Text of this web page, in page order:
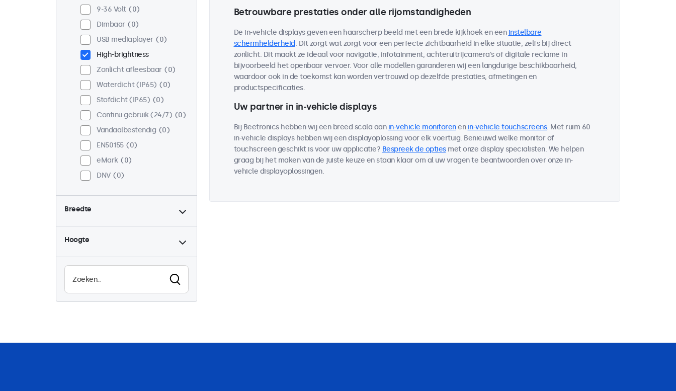
Inbouw
0
Rackmontage (19 inch)
VESA 75 x 75
VESA 100 x 100
9-36 Volt
0
Dimbaar
0
USB mediaplayer
0
High-brightness
Zonlicht afleesbaar
0
Waterdicht (IP65)
0
Stofdicht (IP65)
0
Continu gebruik (24/7)
0
Vandaalbestendig
0
EN50155
0
eMark
0
DNV
0
Breedte
Hoogte
Betrouwbare prestaties onder alle rijomstandigheden
De in-vehicle displays geven een haarscherp beeld met een brede kijkhoek en een instelbare
schermhelderheid. Dit zorgt wat zorgt voor een perfecte zichtbaarheid in elke situatie, zelfs bij direct
zonlicht. Dit maakt ze ideaal voor navigatie, infotainment, achteruitrijcamera's of digitale reclame in
bijvoorbeeld het openbaar vervoer. Voor alle modellen garanderen wij een langdurige beschikbaarheid,
waardoor ook in de toekomst kan worden vertrouwd op dezelfde prestaties, afmetingen en
productspecificaties.
Uw partner in in-vehicle displays
Bij Beetronics hebben wij een breed scala aan in-vehicle monitorenen in-vehicle touchscreens. Met ruim 60
in-vehicle displays hebben wij een displayoplossing voor elk voertuig. Benieuwd welke monitor of
touchscreen geschikt is voor uw applicatie? Bespreek de optiesmet onze display specialisten. We helpen
graag bij het maken van de juiste keuze en staan klaar om al uw vragen te beantwoorden over onze in-
vehicle displayoplossingen.